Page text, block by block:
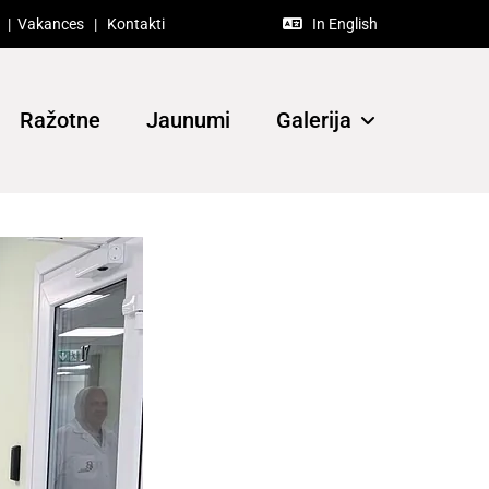
Vakances | Kontakti  In English
Ražotne Jaunumi Galerija